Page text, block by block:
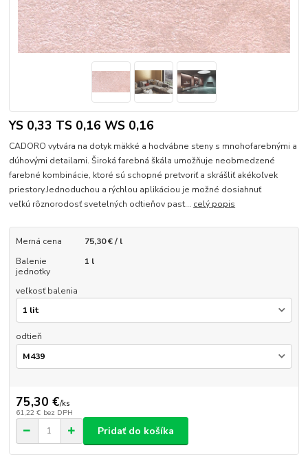
YS 0,33 TS 0,16 WS 0,16
CADORO vytvára na dotyk mäkké a hodvábne steny s mnohofarebnými a
dúhovými detailami. Široká farebná škála umožňuje neobmedzené
farebné kombinácie, ktoré sú schopné pretvoriť a skrášliť akékoľvek
priestory.Jednoduchou a rýchlou aplikáciou je možné dosiahnuť
veľkú rôznorodosť svetelných odtieňov past... celý popis
Merná cena
75,30 € / l
Balenie
jednotky
1 l
veľkosť balenia
odtieň
75,30 €/ks
61,22 € bez DPH
Pridať do košíka